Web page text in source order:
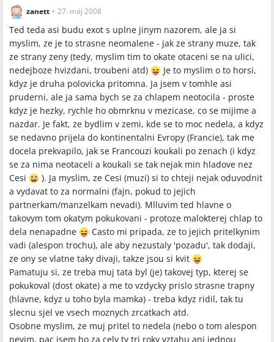
zanett • 27. máj 2008
Ted teda asi budu exot s uplne jinym nazorem, ale ja si
myslim, ze je to strasne neomalene - jak ze strany muze, tak
ze strany zeny (tedy, myslim tim to okate otaceni se na ulici,
nedejboze hvizdani, troubeni atd)
Je to myslim o to horsi,
kdyz je druha polovicka pritomna. Ja jsem v tomhle asi
pruderni, ale ja sama bych se za chlapem neotocila - proste
kdyz je hezky, rychle ho obmrknu v mezicase, co se mijime a
nazdar. Je fakt, ze bydlim v zemi, kde se to moc nedela, a kdyz
se nedavno prijela do kontinentalni Evropy (Francie), tak me
docela prekvapilo, jak se Francouzi koukali po zenach (i kdyz
se za nima neotaceli a koukali se tak nejak min hladove nez
Cesi
). Ja myslim, ze Cesi (muzi) si to chteji nejak oduvodnit
a vydavat to za normalni (fajn, pokud to jejich
partnerkam/manzelkam nevadi). Mlluvim ted hlavne o
takovym tom okatym pokukovani - protoze malokterej chlap to
dela nenapadne
Casto mi pripada, ze to jejich pritelkynim
vadi (alespon trochu), ale aby nezustaly 'pozadu', tak dodaji,
ze ony se vlatne taky divaji, takze jsou si kvit
Pamatuju si, ze treba muj tata byl (je) takovej typ, kterej se
pokukoval (dost okate) a me to vzdycky prislo strasne trapny
(hlavne, kdyz u toho byla mamka) - treba kdyz ridil, tak tu
slecnu sjel ve vsech moznych zrcatkach atd.
Osobne myslim, ze muj pritel to nedela (nebo o tom alespon
nevim, pac jsem ho za cely ty tri roky vztahu ani jednou